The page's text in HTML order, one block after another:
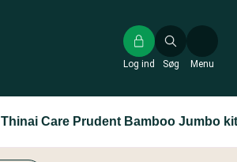
Søg
Log ind Menu
Thinai Care Prudent Bamboo Jumbo